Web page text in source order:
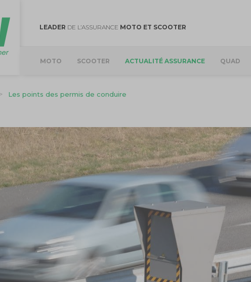
LEADER DE L’ASSURANCE MOTO ET SCOOTER
MOTO SCOOTER ACTUALITÉ ASSURANCE QUAD
Les points des permis de conduire